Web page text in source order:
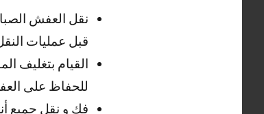
نقل العفش
قبل عمليات
القيام بتغليف
للحفاظ على
فك و نقل جميع